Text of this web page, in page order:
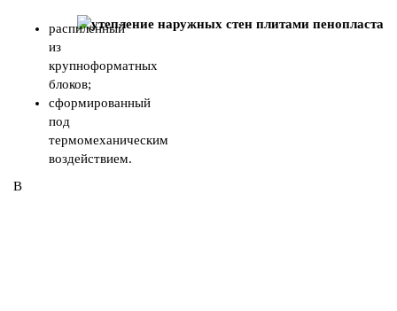
распиленный
из
крупноформатных
блоков;
сформированный
под
термомеханическим
воздействием.
В